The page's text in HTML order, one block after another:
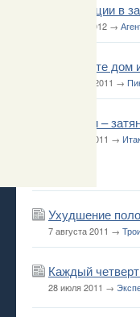
Инвестиции в
12 марта 2012 →
Арендуйте
18 августа 2011 →
В Греции –
7 августа 2011 →
Ухудшение
7 августа 2011 →
Каждый
28 июля 2011 →